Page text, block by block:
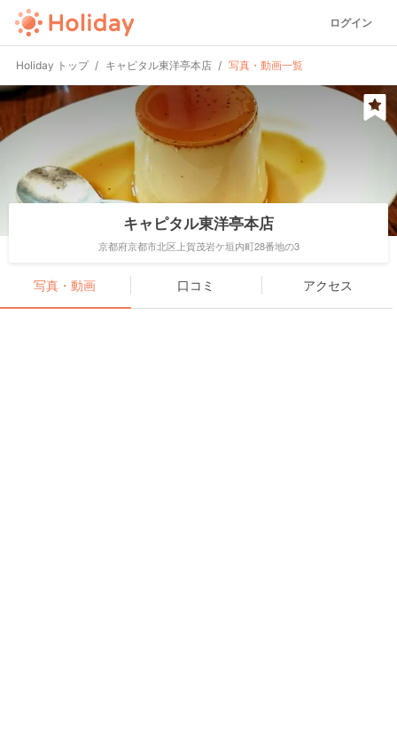
ログイン
Holiday トップ キャピタル東洋亭本店 写真・動画一覧
キャピタル東洋亭本店
京都府京都市北区上賀茂岩ケ垣内町28番地の3
写真・動画 口コミ アクセス